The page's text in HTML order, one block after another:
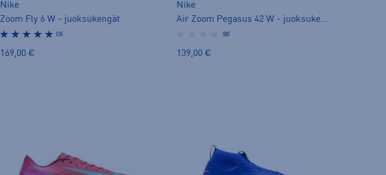
Nike
Zoom Fly 6 W - juoksukengät
(3)
169,00 €
Nike
Air Zoom Pegasus 42 W - juoksukengät
(0)
139,00 €